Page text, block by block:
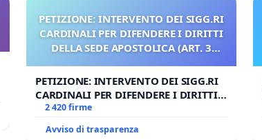
PETIZIONE: INTERVENTO DEI SIGG.RI
CARDINALI PER DIFENDERE I DIRITTI
DELLA SEDE APOSTOLICA (ART. 3
PETIZIONE: INTERVENTO DEI SIGG.RI
CARDINALI PER DIFENDERE I DIRITTI
DELLA SEDE APOSTOLICA (ART. 3 UDG)
2 420 firme
Avviso di trasparenza